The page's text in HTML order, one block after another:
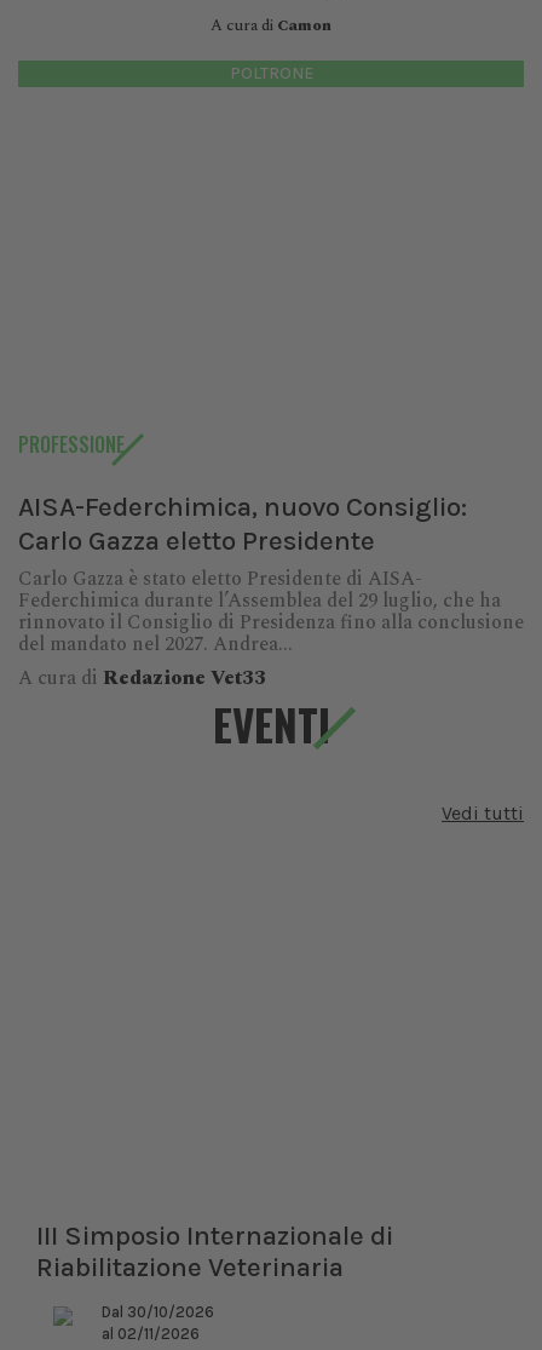
A cura di Camon
POLTRONE
PROFESSIONE
AISA-Federchimica, nuovo Consiglio:
Carlo Gazza eletto Presidente
Carlo Gazza è stato eletto Presidente di AISA-
Federchimica durante l’Assemblea del 29 luglio, che ha
rinnovato il Consiglio di Presidenza fino alla conclusione
del mandato nel 2027. Andrea...
A cura di Redazione Vet33
EVENTI
Vedi tutti
III Simposio Internazionale di
Riabilitazione Veterinaria
Dal 30/10/2026
al 02/11/2026